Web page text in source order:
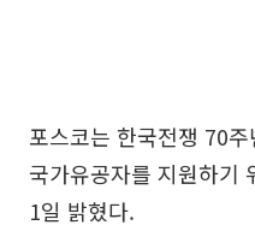
포스코는 한국전쟁 70
국가유공자를 지원하기
1일 밝혔다.